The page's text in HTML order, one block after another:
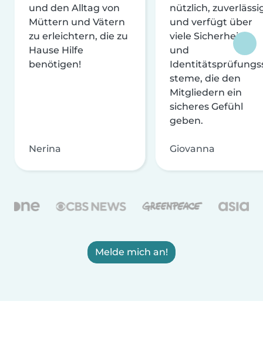
und den Alltag von
Müttern und Vätern
zu erleichtern, die zu
Hause Hilfe
benötigen!
Nerina
nützlich,
und verfügt über
viele Sicherheits-
und
steme, die den
Mitgliedern ein
sicheres Gefühl
geben.
Giovanna
Melde mich an!